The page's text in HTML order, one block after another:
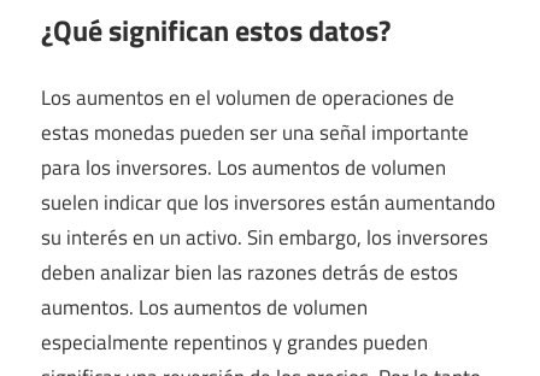
¿Qué significan estos datos?
Los aumentos en el volumen de operaciones de
estas monedas pueden ser una señal importante
para los inversores. Los aumentos de volumen
suelen indicar que los inversores están aumentando
su interés en un activo. Sin embargo, los inversores
deben analizar bien las razones detrás de estos
aumentos. Los aumentos de volumen
especialmente repentinos y grandes pueden